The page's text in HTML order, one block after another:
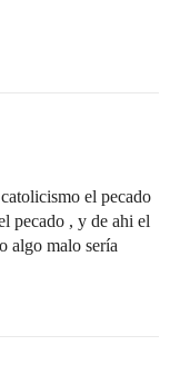
el pecado
pecado , y de ahi el
algo malo sería